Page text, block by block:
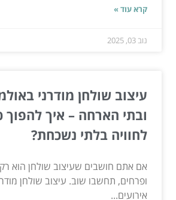
קרא עוד »
נוב 03, 2025
עיצוב שולחן מודרני
ובתי הארחה – איך להפוך
לחוויה בלתי נשכחת?
אם אתם חושבים שעיצוב שולחן הוא
ופרחים, תחשבו שוב. עיצוב שולחן
אירועים...